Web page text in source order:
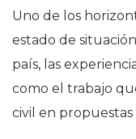
Uno de los
estado de
país, las
como el trabajo
civil en propuestas